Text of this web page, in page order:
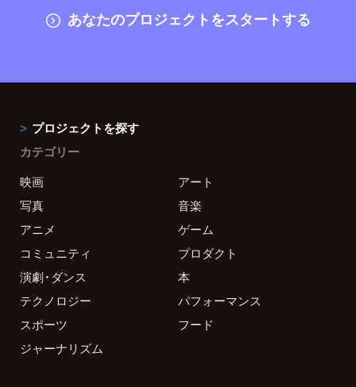
あなたのプロジェクトをスタートする
プロジェクトを探す
カテゴリー
映画
アート
写真
音楽
アニメ
ゲーム
コミュニティ
プロダクト
演劇・ダンス
本
テクノロジー
パフォーマンス
スポーツ
フード
ジャーナリズム